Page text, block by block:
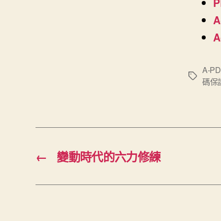
標
A-
碼保
← 變動時代的六力修練